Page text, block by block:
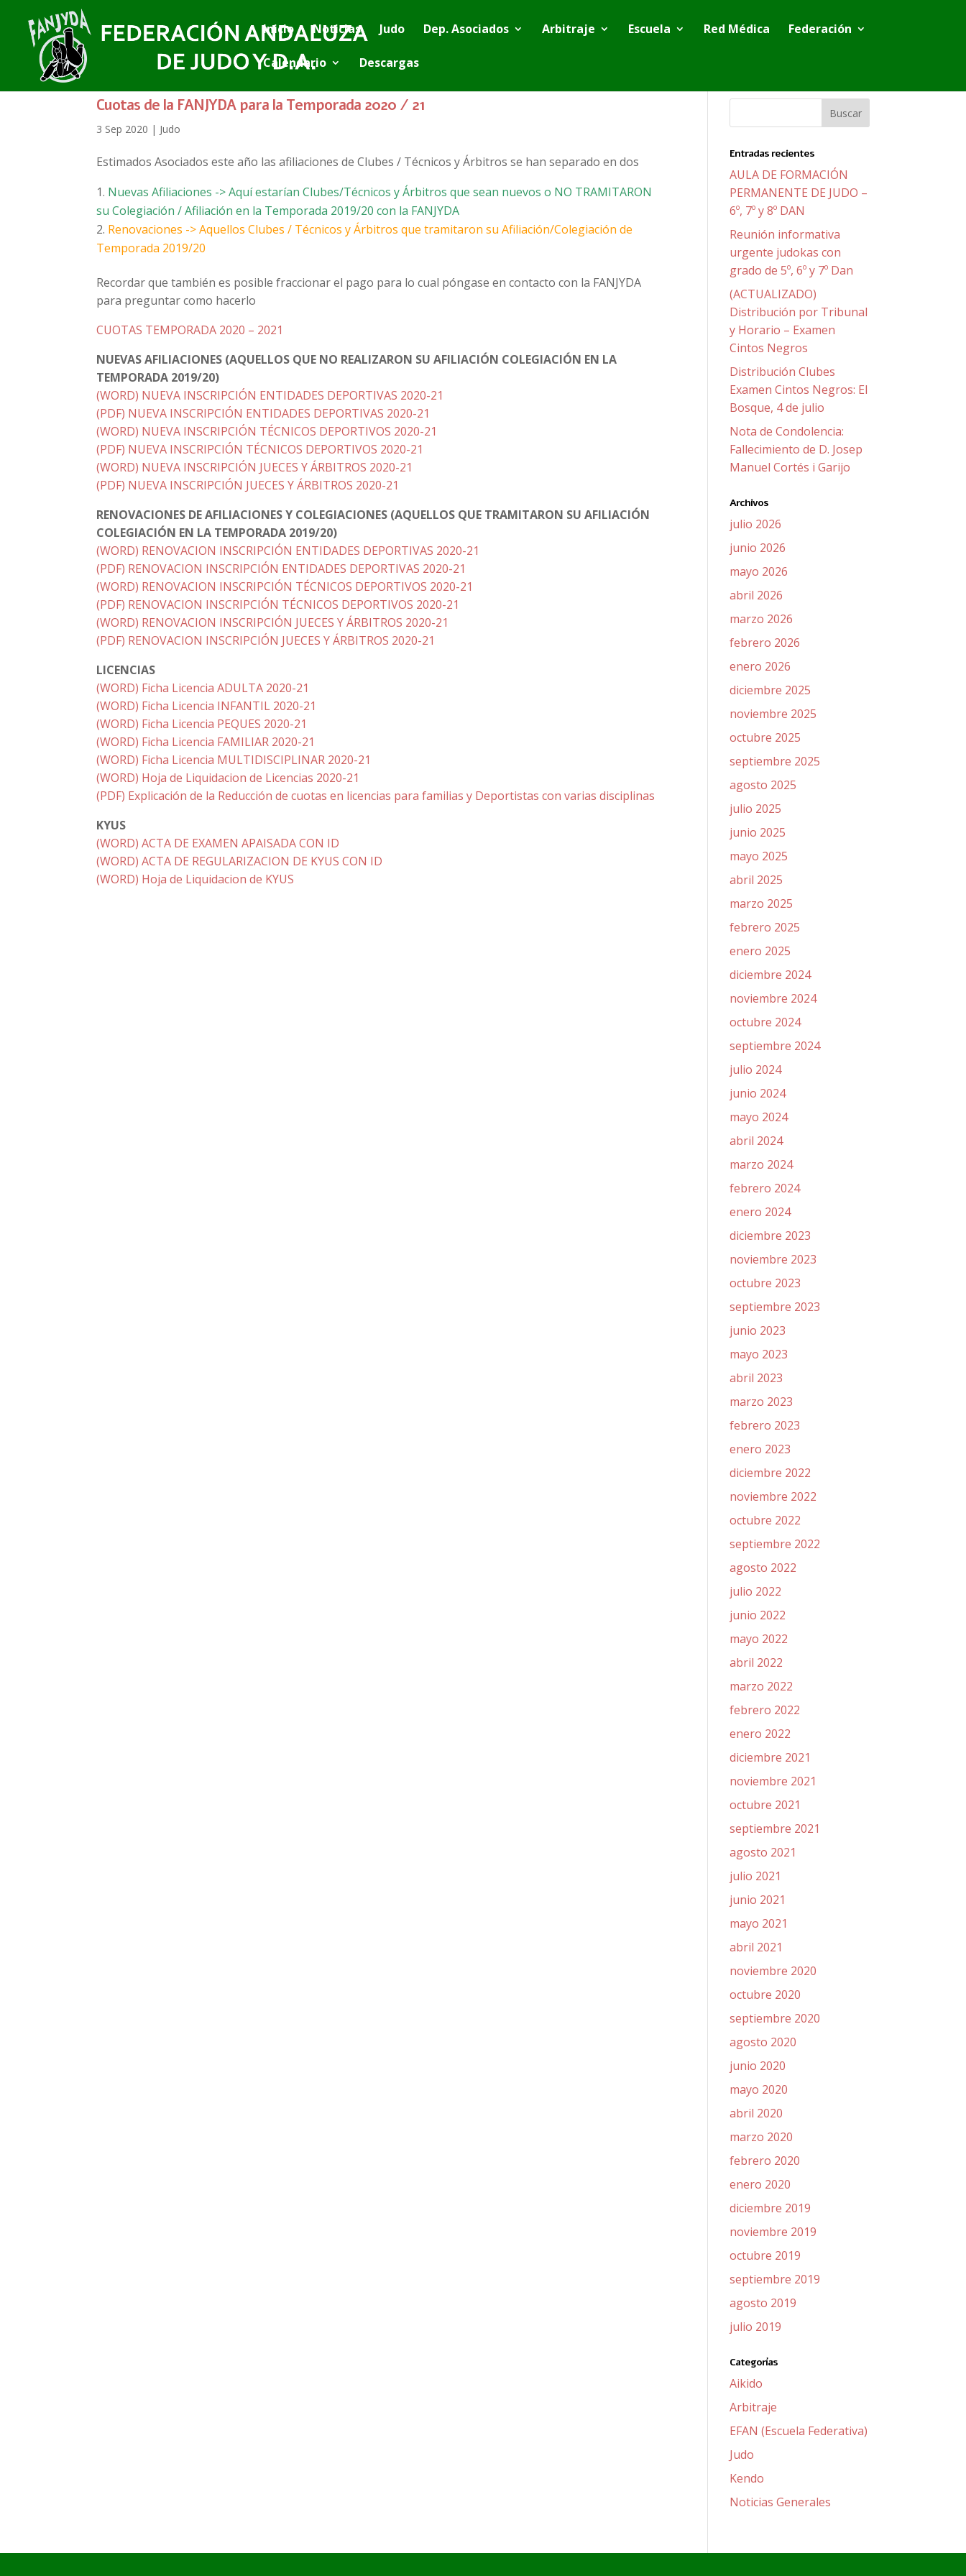
Inicio Noticias Judo Dep. Asociados Arbitraje Escuela Red Médica Federación
Calendario Descargas
Cuotas de la FANJYDA para la Temporada 2020 / 21
3 Sep 2020 | Judo
Estimados Asociados este año las afiliaciones de Clubes / Técnicos y Árbitros se han separado en dos
Nuevas Afiliaciones -> Aquí estarían Clubes/Técnicos y Árbitros que sean nuevos o NO TRAMITARON
su Colegiación / Afiliación en la Temporada 2019/20 con la FANJYDA
Renovaciones -> Aquellos Clubes / Técnicos y Árbitros que tramitaron su Afiliación/Colegiación de
Temporada 2019/20
Recordar que también es posible fraccionar el pago para lo cual póngase en contacto con la FANJYDA
para preguntar como hacerlo
CUOTAS TEMPORADA 2020 – 2021
NUEVAS AFILIACIONES (AQUELLOS QUE NO REALIZARON SU AFILIACIÓN COLEGIACIÓN EN LA
TEMPORADA 2019/20)
(WORD) NUEVA INSCRIPCIÓN ENTIDADES DEPORTIVAS 2020-21
(PDF) NUEVA INSCRIPCIÓN ENTIDADES DEPORTIVAS 2020-21
(WORD) NUEVA INSCRIPCIÓN TÉCNICOS DEPORTIVOS 2020-21
(PDF) NUEVA INSCRIPCIÓN TÉCNICOS DEPORTIVOS 2020-21
(WORD) NUEVA INSCRIPCIÓN JUECES Y ÁRBITROS 2020-21
(PDF) NUEVA INSCRIPCIÓN JUECES Y ÁRBITROS 2020-21
RENOVACIONES DE AFILIACIONES Y COLEGIACIONES (AQUELLOS QUE TRAMITARON SU AFILIACIÓN
COLEGIACIÓN EN LA TEMPORADA 2019/20)
(WORD) RENOVACION INSCRIPCIÓN ENTIDADES DEPORTIVAS 2020-21
(PDF) RENOVACION INSCRIPCIÓN ENTIDADES DEPORTIVAS 2020-21
(WORD) RENOVACION INSCRIPCIÓN TÉCNICOS DEPORTIVOS 2020-21
(PDF) RENOVACION INSCRIPCIÓN TÉCNICOS DEPORTIVOS 2020-21
(WORD) RENOVACION INSCRIPCIÓN JUECES Y ÁRBITROS 2020-21
(PDF) RENOVACION INSCRIPCIÓN JUECES Y ÁRBITROS 2020-21
LICENCIAS
(WORD) Ficha Licencia ADULTA 2020-21
(WORD) Ficha Licencia INFANTIL 2020-21
(WORD) Ficha Licencia PEQUES 2020-21
(WORD) Ficha Licencia FAMILIAR 2020-21
(WORD) Ficha Licencia MULTIDISCIPLINAR 2020-21
(WORD) Hoja de Liquidacion de Licencias 2020-21
(PDF) Explicación de la Reducción de cuotas en licencias para familias y Deportistas con varias disciplinas
KYUS
(WORD) ACTA DE EXAMEN APAISADA CON ID
(WORD) ACTA DE REGULARIZACION DE KYUS CON ID
(WORD) Hoja de Liquidacion de KYUS
Entradas recientes
AULA DE FORMACIÓN
PERMANENTE DE JUDO –
6º, 7º y 8º DAN
Reunión informativa
urgente judokas con
grado de 5º, 6º y 7º Dan
(ACTUALIZADO)
Distribución por Tribunal
y Horario – Examen
Cintos Negros
Distribución Clubes
Examen Cintos Negros: El
Bosque, 4 de julio
Nota de Condolencia:
Fallecimiento de D. Josep
Manuel Cortés i Garijo
Archivos
julio 2026
junio 2026
mayo 2026
abril 2026
marzo 2026
febrero 2026
enero 2026
diciembre 2025
noviembre 2025
octubre 2025
septiembre 2025
agosto 2025
julio 2025
junio 2025
mayo 2025
abril 2025
marzo 2025
febrero 2025
enero 2025
diciembre 2024
noviembre 2024
octubre 2024
septiembre 2024
julio 2024
junio 2024
mayo 2024
abril 2024
marzo 2024
febrero 2024
enero 2024
diciembre 2023
noviembre 2023
octubre 2023
septiembre 2023
junio 2023
mayo 2023
abril 2023
marzo 2023
febrero 2023
enero 2023
diciembre 2022
noviembre 2022
octubre 2022
septiembre 2022
agosto 2022
julio 2022
junio 2022
mayo 2022
abril 2022
marzo 2022
febrero 2022
enero 2022
diciembre 2021
noviembre 2021
octubre 2021
septiembre 2021
agosto 2021
julio 2021
junio 2021
mayo 2021
abril 2021
noviembre 2020
octubre 2020
septiembre 2020
agosto 2020
junio 2020
mayo 2020
abril 2020
marzo 2020
febrero 2020
enero 2020
diciembre 2019
noviembre 2019
octubre 2019
septiembre 2019
agosto 2019
julio 2019
Categorías
Aikido
Arbitraje
EFAN (Escuela Federativa)
Judo
Kendo
Noticias Generales